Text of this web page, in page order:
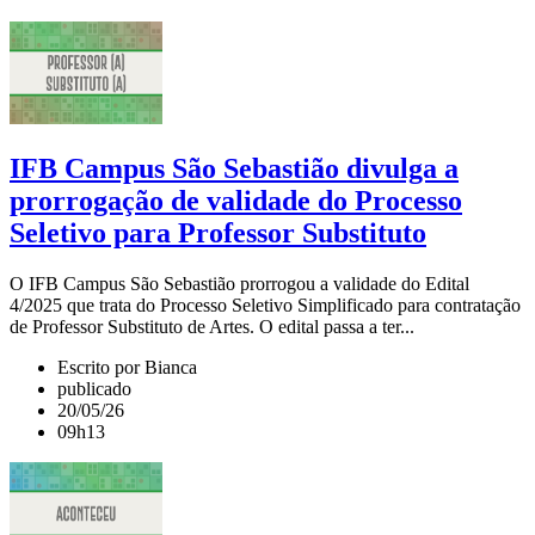
IFB Campus São Sebastião divulga a
prorrogação de validade do Processo
Seletivo para Professor Substituto
O IFB Campus São Sebastião prorrogou a validade do Edital
4/2025 que trata do Processo Seletivo Simplificado para contratação
de Professor Substituto de Artes. O edital passa a ter...
Escrito por Bianca
publicado
20/05/26
09h13